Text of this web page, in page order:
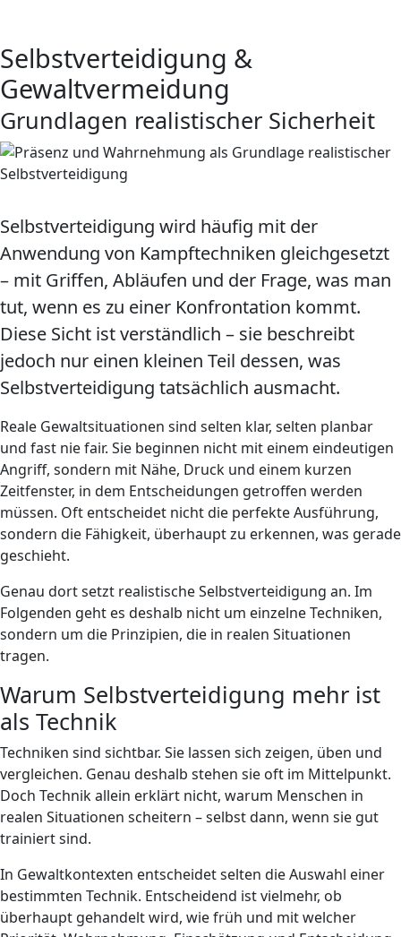
Selbstverteidigung &
Gewaltvermeidung
Grundlagen realistischer Sicherheit
Selbstverteidigung wird häufig mit der
Anwendung von Kampftechniken gleichgesetzt
– mit Griffen, Abläufen und der Frage, was man
tut, wenn es zu einer Konfrontation kommt.
Diese Sicht ist ver­ständ­lich – sie beschreibt
jedoch nur einen kleinen Teil dessen, was
Selbstverteidigung tatsächlich ausmacht.
Reale Gewaltsituationen sind selten klar, selten planbar
und fast nie fair. Sie beginnen nicht mit einem eindeutigen
Angriff, sondern mit Nähe, Druck und einem kurzen
Zeitfenster, in dem Entscheidungen getroffen werden
müssen. Oft entscheidet nicht die perfekte Ausführung,
sondern die Fähigkeit, überhaupt zu erkennen, was gerade
geschieht.
Genau dort setzt realistische Selbstverteidigung an. Im
Folgenden geht es deshalb nicht um einzelne Techniken,
sondern um die Prinzipien, die in realen Situationen
tragen.
Warum Selbstverteidigung mehr ist
als Technik
Techniken sind sichtbar. Sie lassen sich zeigen, üben und
vergleichen. Genau deshalb stehen sie oft im Mittelpunkt.
Doch Technik allein erklärt nicht, warum Menschen in
realen Situationen scheitern – selbst dann, wenn sie gut
trainiert sind.
In Gewaltkontexten entscheidet selten die Auswahl einer
bestimmten Technik. Entscheidend ist vielmehr, ob
überhaupt gehandelt wird, wie früh und mit welcher